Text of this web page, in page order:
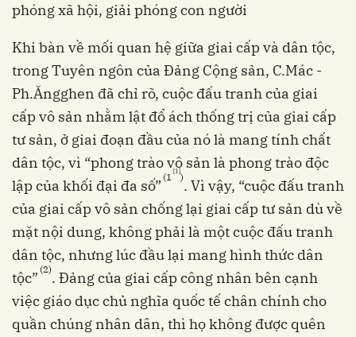
phóng xã hội, giải phóng con người
Khi bàn về mối quan hệ giữa giai cấp và dân tộc,
trong Tuyên ngôn của Đảng Cộng sản, C.Mác -
Ph.Ăngghen đã chỉ rõ, cuộc đấu tranh của giai
cấp vô sản nhằm lật đổ ách thống trị của giai cấp
tư sản, ở giai đoạn đầu của nó là mang tính chất
dân tộc, vì “phong trào vô sản là phong trào độc
lập của khối đại đa số” (1 [1]). Vì vậy, “cuộc đấu tranh
của giai cấp vô sản chống lại giai cấp tư sản dù về
mặt nội dung, không phải là một cuộc đấu tranh
dân tộc, nhưng lúc đầu lại mang hình thức dân
tộc” (2). Đảng của giai cấp công nhân bên cạnh
việc giáo dục chủ nghĩa quốc tế chân chính cho
quần chúng nhân dân, thì họ không được quên